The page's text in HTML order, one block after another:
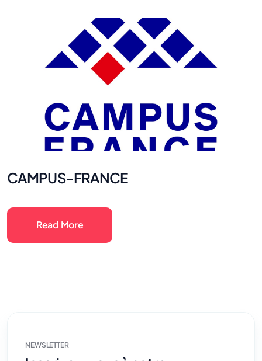
CAMPUS-FRANCE
Read More
NEWSLETTER